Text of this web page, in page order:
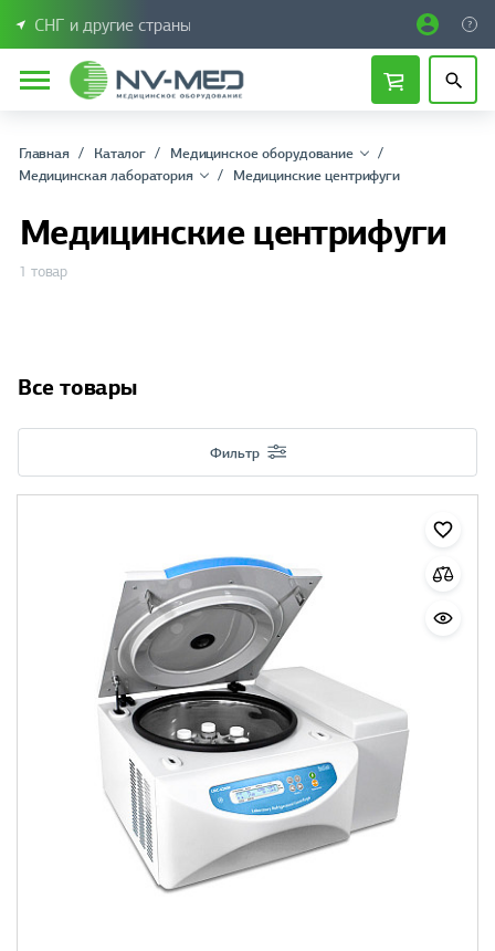
СНГ и другие страны
Главная Каталог
Медицинское оборудование
Медицинская лаборатория
Медицинские центрифуги
Медицинские центрифуги
1 товар
Все товары
Фильтр